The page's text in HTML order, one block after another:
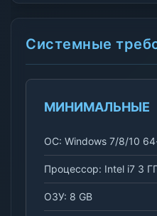
Системные
МИНИМАЛЬНЫЕ
ОС: Windows 7/8/10
Процессор: Intel i7 3
ОЗУ: 8 GB